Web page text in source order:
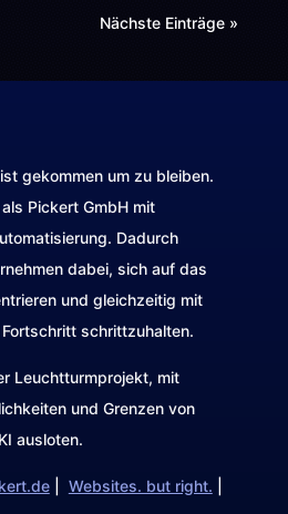
Nächste Einträge »
gekommen um zu bleiben.
Pickert GmbH mit
Dadurch
dabei, sich auf das
und gleichzeitig mit
schrittzuhalten.
Leuchtturmprojekt, mit
und Grenzen von
ausloten.
| Websites. but right.